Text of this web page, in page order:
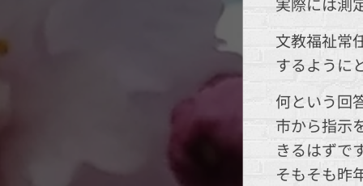
文教福祉常
するように
何という回
市から指示
きるはずで
そもそも昨